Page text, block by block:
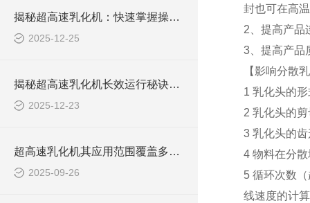
揭秘超高速乳化机：快速掌握操作秘籍！
2025-12-25
揭秘超高速乳化机长效运行秘诀：简单保养大不同！
2025-12-23
超高速乳化机其应用范围覆盖多个领域
2025-09-26
封也可在高
2、提高产品
3、提高产品
【影响分散
1 乳化头的
2 乳化头的
3 乳化头的
4 物料在分
5 循环次数
线速度的计算